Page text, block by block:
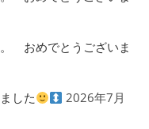
おめでとうございま
した
2026年7月